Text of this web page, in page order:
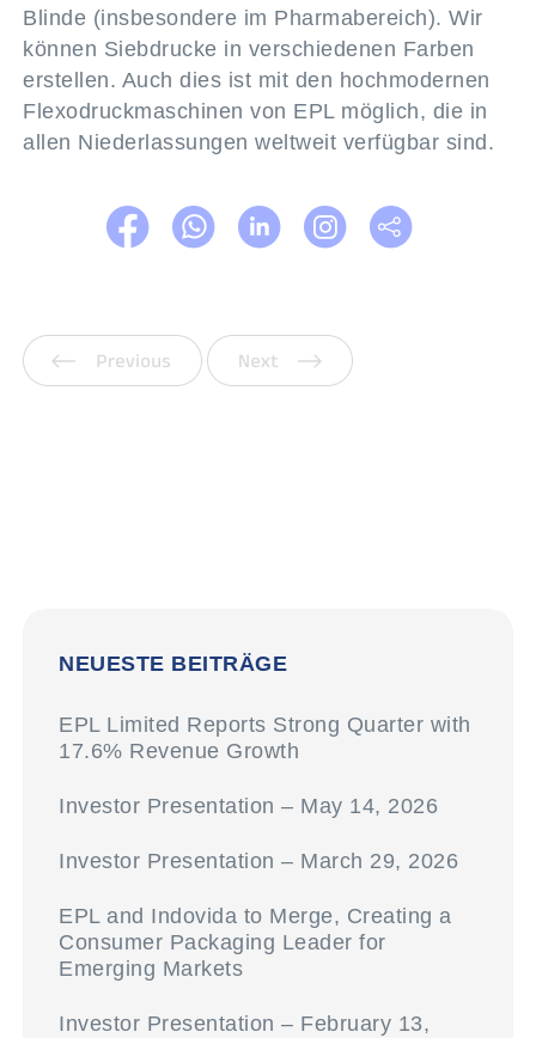
Blinde (insbesondere im Pharmabereich). Wir
können Siebdrucke in verschiedenen Farben
erstellen. Auch dies ist mit den hochmodernen
Flexodruckmaschinen von EPL möglich, die in
allen Niederlassungen weltweit verfügbar sind.
Vorherige
NEUESTE BEITRÄGE
EPL Limited Reports Strong Quarter with
17.6% Revenue Growth
Investor Presentation – May 14, 2026
Investor Presentation – March 29, 2026
EPL and Indovida to Merge, Creating a
Consumer Packaging Leader for
Emerging Markets
Investor Presentation – February 13,